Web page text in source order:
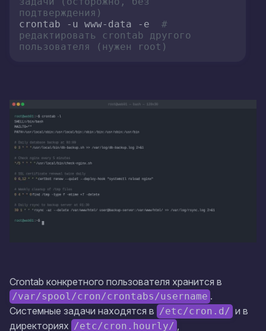
подтверждения)
crontab -u www-data -e #
редактировать crontab другого
пользователя (нужен root)
Crontab конкретного пользователя хранится в
/var/spool/cron/crontabs/username .
Системные задачи находятся в /etc/cron.d/ и в
директориях /etc/cron.hourly/ ,